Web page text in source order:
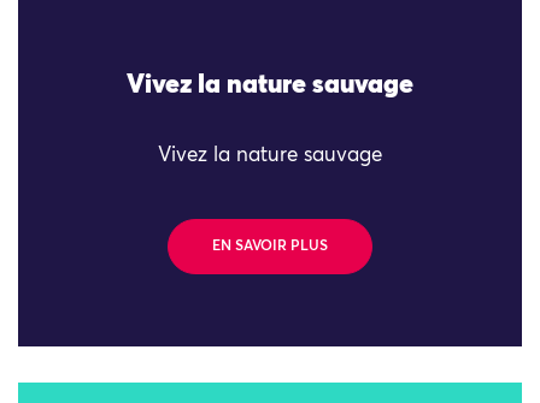
Vivez la nature sauvage
Vivez la nature sauvage
EN SAVOIR PLUS